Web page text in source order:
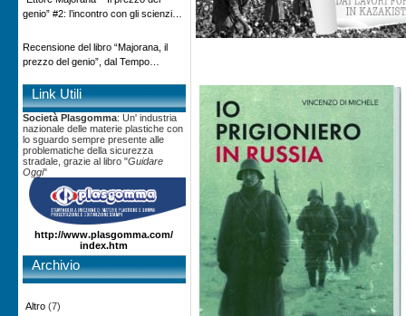
genio” #2: l’incontro con gli scienziati
Recensione del libro “Majorana, il
prezzo del genio”, dal Tempo
Link Utili
Società Plasgomma: Un' industria
nazionale delle materie plastiche con
lo sguardo sempre presente alle
problematiche della sicurezza
stradale, grazie al libro "Guidare
Oggi"
http://www.plasgomma.com/
index.htm
Archivio
Altro (7)